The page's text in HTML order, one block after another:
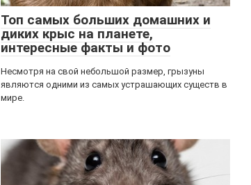
Топ самых больших домашних и
диких крыс на планете,
интересные факты и фото
Несмотря на свой небольшой размер, грызуны
являются одними из самых устрашающих существ в
мире.